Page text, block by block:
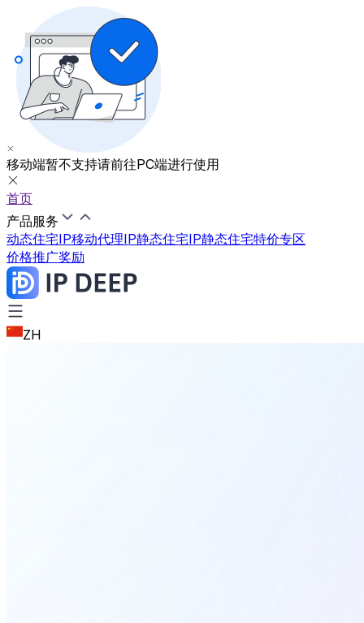
移动端暂不支持请前往PC端进行使用
首页
产品服务
动态住宅IP移动代理IP静态住宅IP静态住宅特价专区
价格推广奖励
ZH